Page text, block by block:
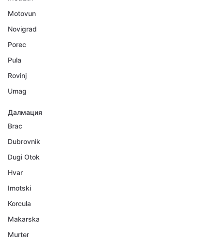
Motovun
Novigrad
Porec
Pula
Rovinj
Umag
Далмация
Brac
Dubrovnik
Dugi Otok
Hvar
Imotski
Korcula
Makarska
Murter